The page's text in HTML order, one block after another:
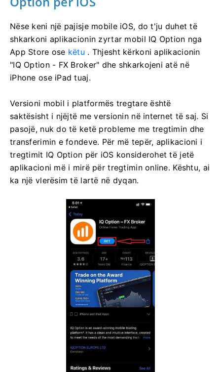
Nëse keni një pajisje mobile iOS, do t'ju duhet të
shkarkoni aplikacionin zyrtar mobil IQ Option nga
App Store ose këtu . Thjesht kërkoni aplikacionin
"IQ Option - FX Broker" dhe shkarkojeni atë në
iPhone ose iPad tuaj.
Versioni mobil i platformës tregtare është
saktësisht i njëjtë me versionin në internet të saj. Si
pasojë, nuk do të ketë probleme me tregtimin dhe
transferimin e fondeve. Për më tepër, aplikacioni i
tregtimit IQ Option për iOS konsiderohet të jetë
aplikacioni më i mirë për tregtimin online. Kështu, ai
ka një vlerësim të lartë në dyqan.